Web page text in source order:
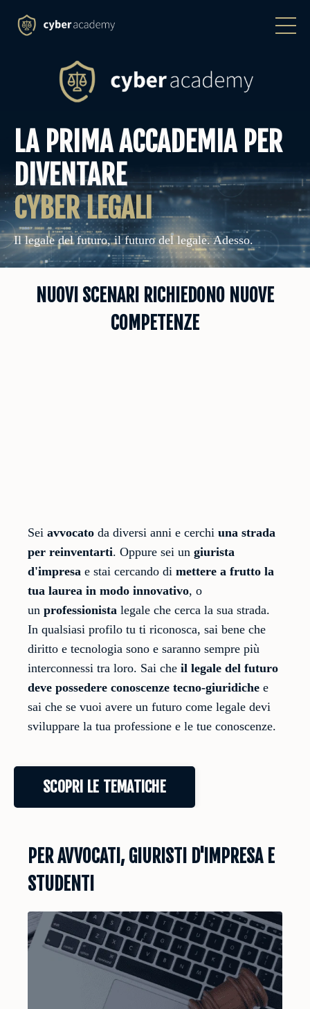
LA PRIMA ACCADEMIA PER
DIVENTARE
CYBER LEGALI
Il legale del futuro, il futuro del legale. Adesso.
NUOVI SCENARI RICHIEDONO NUOVE
COMPETENZE
Sei avvocato da diversi anni e cerchi una strada
per reinventarti. Oppure sei un giurista
d'impresa e stai cercando di mettere a frutto la
tua laurea in modo innovativo, o
un professionista legale che cerca la sua strada.
In qualsiasi profilo tu ti riconosca, sai bene che
diritto e tecnologia sono e saranno sempre più
interconnessi tra loro. Sai che il legale del futuro
deve possedere conoscenze tecno-giuridiche e
sai che se vuoi avere un futuro come legale devi
sviluppare la tua professione e le tue conoscenze.
SCOPRI LE TEMATICHE
PER AVVOCATI, GIURISTI D'IMPRESA E
STUDENTI